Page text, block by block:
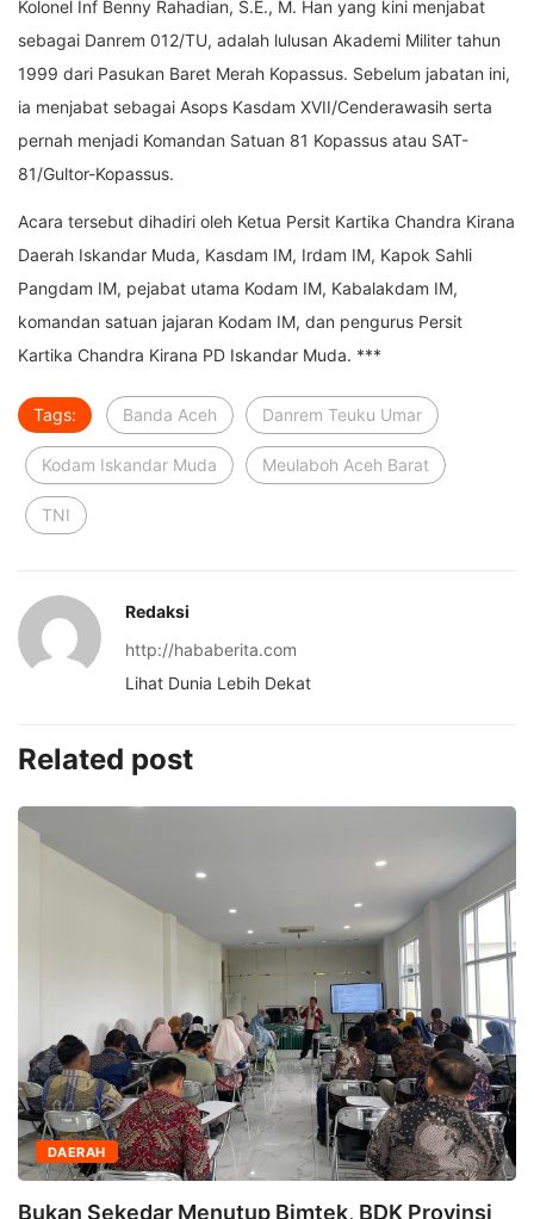
Kolonel Inf Benny Rahadian, S.E., M. Han yang kini menjabat
sebagai Danrem 012/TU, adalah lulusan Akademi Militer tahun
1999 dari Pasukan Baret Merah Kopassus. Sebelum jabatan ini,
ia menjabat sebagai Asops Kasdam XVII/Cenderawasih serta
pernah menjadi Komandan Satuan 81 Kopassus atau SAT-
81/Gultor-Kopassus.
Acara tersebut dihadiri oleh Ketua Persit Kartika Chandra Kirana
Daerah Iskandar Muda, Kasdam IM, Irdam IM, Kapok Sahli
Pangdam IM, pejabat utama Kodam IM, Kabalakdam IM,
komandan satuan jajaran Kodam IM, dan pengurus Persit
Kartika Chandra Kirana PD Iskandar Muda. ***
Tags: Banda Aceh Danrem Teuku Umar
Kodam Iskandar Muda Meulaboh Aceh Barat
TNI
Redaksi
http://hababerita.com
Lihat Dunia Lebih Dekat
Related post
DAERAH
Bukan Sekedar Menutup Bimtek, BDK Provinsi